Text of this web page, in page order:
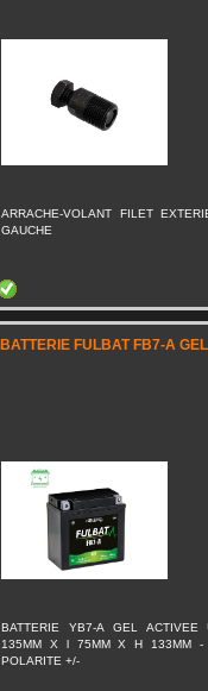
ARRACHE-VOLANT FILET
GAUCHE
BATTERIE FULBAT FB7-A
BATTERIE YB7-A GEL
135MM X l 75MM X H 133MM
POLARITE +/-